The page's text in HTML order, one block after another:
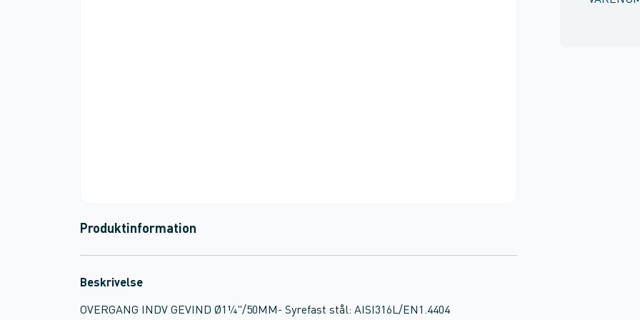
Produktinformation
Beskrivelse
OVERGANG INDV GEVIND Ø1¼"/50MM- Syrefast stål: AISI316L/EN1.4404